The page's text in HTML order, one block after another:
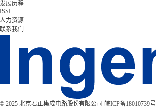
发展历程
ISSI
人力资源
联系我们
© 2025 北京君正集成电路股份有限公司 皖ICP备18010739